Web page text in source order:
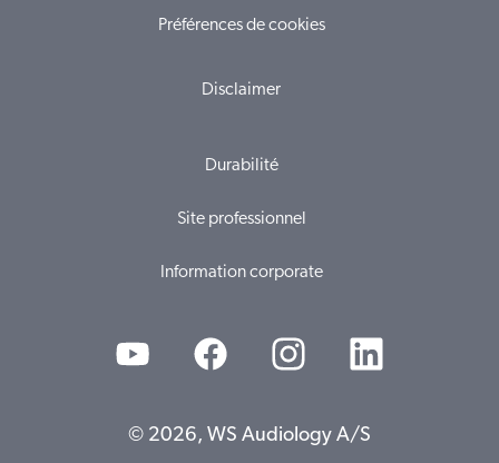
Préférences de cookies
Disclaimer
Durabilité
Site professionnel
Information corporate
© 2026, WS Audiology A/S